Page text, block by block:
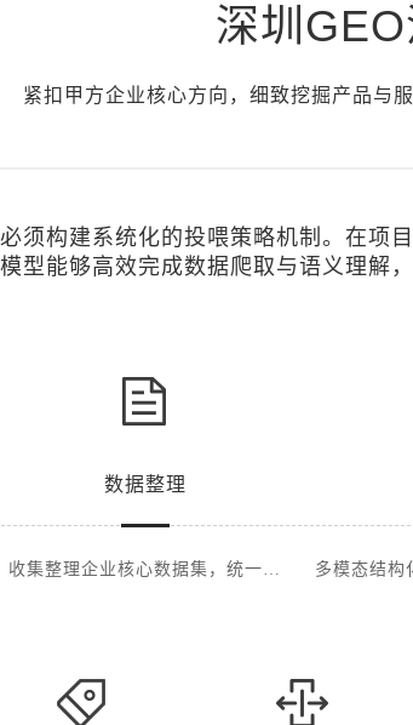
深圳
紧扣甲方企业核心方向，细致挖掘产品与
须构建系统化的投喂策略机制。在项
型能够高效完成数据爬取与语义理解
数据整理
收集整理企业核心数据集，统一品
多模态结构